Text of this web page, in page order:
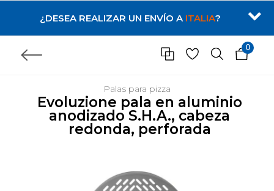
¿DESEA REALIZAR UN ENVÍO A ITALIA?
0
Palas para pizza
Evoluzione pala en aluminio
anodizado S.H.A., cabeza
redonda, perforada